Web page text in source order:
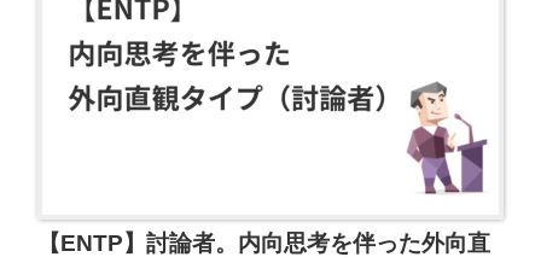
【ENTP】討論者。内向思考を伴った外向直